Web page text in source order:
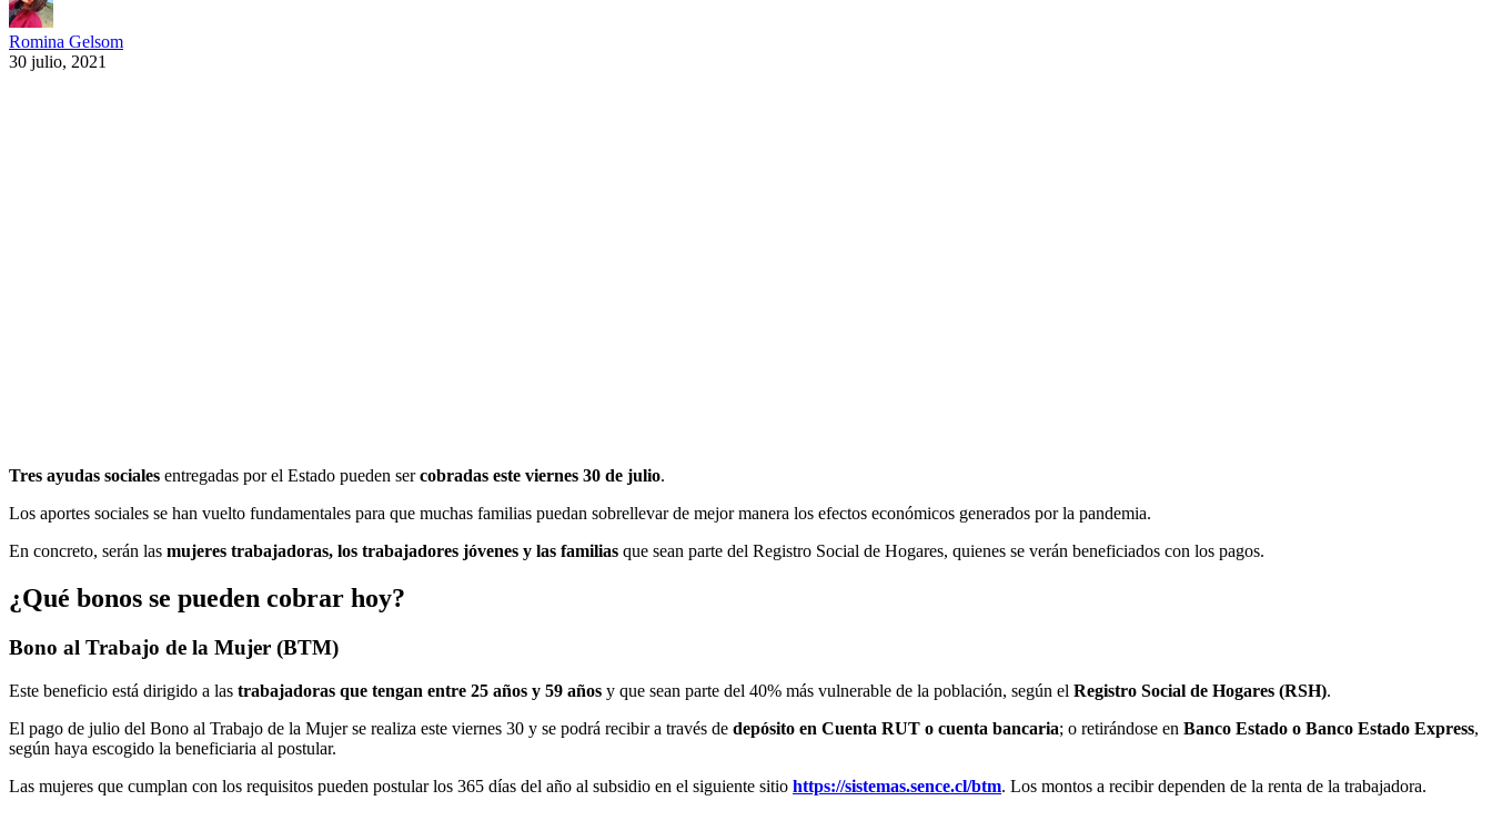
Romina Gelsom
30 julio, 2021
Tres ayudas sociales entregadas por el Estado pueden sercobradas este viernes 30 de julio.
Los aportes sociales se han vuelto fundamentales para que muchas familias puedan sobrellevar de mejor manera los efectos económicos generados por la pandemia.
En concreto, serán las mujeres trabajadoras, los trabajadores jóvenes y las familias que sean parte del Registro Social de Hogares, quienes se verán beneficiados con los pagos.
¿Qué bonos se pueden cobrar hoy?
Bono al Trabajo de la Mujer (BTM)
Este beneficio está dirigido a las trabajadoras que tengan entre 25 años y 59 años y que sean parte del 40% más vulnerable de la población, según el Registro Social de Hogares (RSH).
El pago de julio del Bono al Trabajo de la Mujer se realiza este viernes 30 y se podrá recibir a través de depósito en Cuenta RUT o cuenta bancaria; o retirándose en Banco Estado o Banco Estado Express,
según haya escogido la beneficiaria al postular.
Las mujeres que cumplan con los requisitos pueden postular los 365 días del año al subsidio en el siguiente sitio https://sistemas.sence.cl/btm. Los montos a recibir dependen de la renta de la trabajadora.